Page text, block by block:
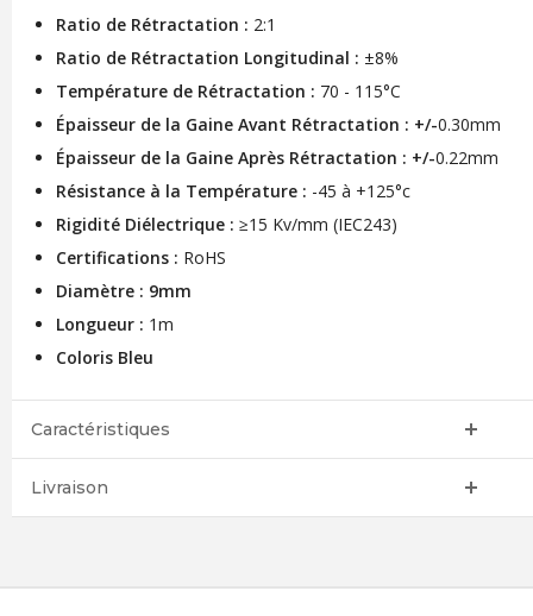
Ratio de Rétractation : 2:1
Ratio de Rétractation Longitudinal : ±8%
Température de Rétractation : 70 - 115°C
Épaisseur de la Gaine Avant Rétractation : +/-0.30mm
Épaisseur de la Gaine Après Rétractation : +/-0.22mm
Résistance à la Température : -45 à +125°c
Rigidité Diélectrique : ≥15 Kv/mm (IEC243)
Certifications : RoHS
Diamètre : 9mm
Longueur : 1m
Coloris Bleu
Caractéristiques
Livraison